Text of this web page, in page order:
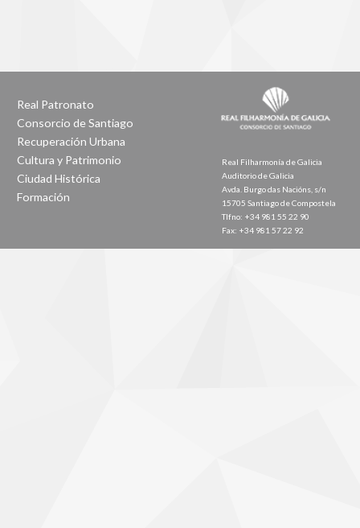
Real Patronato
Consorcio de Santiago
Recuperación Urbana
Cultura y Patrimonio
Ciudad Histórica
Formación
Real Filharmonía de Galicia
Auditorio de Galicia
Avda. Burgo das Nacións, s/n
15705 Santiago de Compostela
Tlfno: +34 981 55 22 90
Fax: +34 981 57 22 92